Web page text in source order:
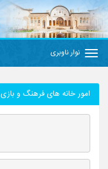
نوار ناوبری
امور خانه های فرهنگ و بازی